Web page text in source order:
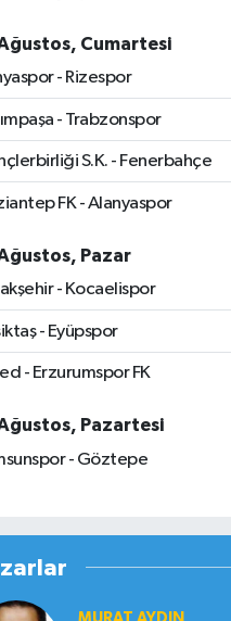
Cumartesi
- Rizespor
- Trabzonspor
S.K. - Fenerbahçe
FK - Alanyaspor
Pazar
- Kocaelispor
- Eyüpspor
- Erzurumspor FK
Pazartesi
- Göztepe